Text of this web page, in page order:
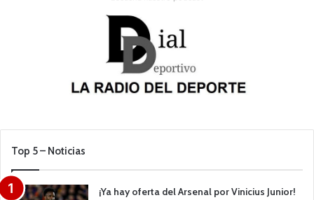
Top 5 – Noticias
¡Ya hay oferta del Arsenal por Vinicius Junior!